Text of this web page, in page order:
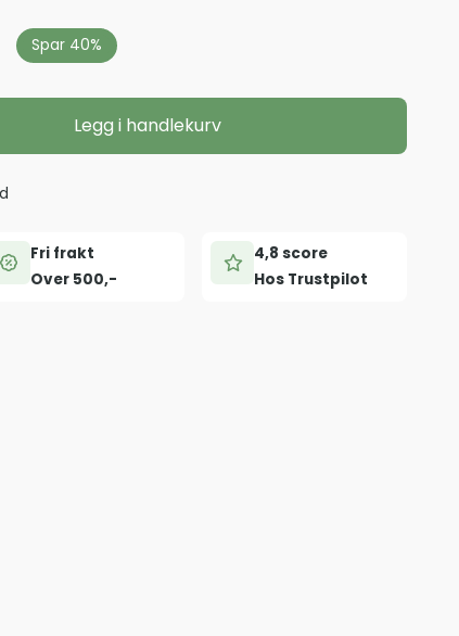
Spar 40%
Legg i handlekurv
Fri frakt
Over 500,-
4,8 score
Hos Trustpilot